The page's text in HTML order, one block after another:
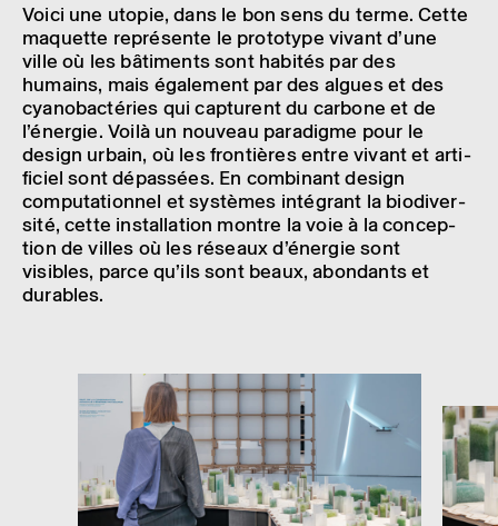
Voici une utopie, dans le bon sens du terme. Cette
maquette repré­sente le proto­type vivant d’une
ville où les bâti­ments sont habi­tés par des
humains, mais égale­ment par des algues et des
cyano­bac­té­ries qui capturent du carbone et de
l’éner­gie. Voilà un nouveau para­digme pour le
design urbain, où les fron­tières entre vivant et arti­
fi­ciel sont dépas­sées. En combi­nant design
compu­ta­tion­nel et systèmes inté­grant la biodi­ver­
sité, cette instal­la­tion montre la voie à la concep­
tion de villes où les réseaux d’éner­gie sont
visibles, parce qu’ils sont beaux, abon­dants et
durables.